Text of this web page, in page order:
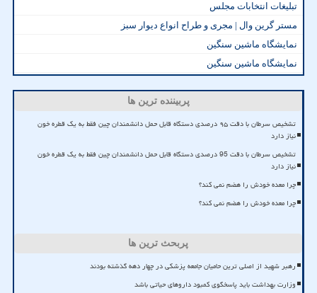
تبلیغات انتخابات مجلس
مستر گرین وال | مجری و طراح انواع دیوار سبز
نمایشگاه ماشین سنگین
نمایشگاه ماشین سنگین
پربیننده ترین ها
تشخیص سرطان با دقت ۹۵ درصدی دستگاه قابل حمل دانشمندان چین فقط به یک قطره خون
نیاز دارد
تشخیص سرطان با دقت 95 درصدی دستگاه قابل حمل دانشمندان چین فقط به یک قطره خون
نیاز دارد
چرا معده خودش را هضم نمی کند؟
چرا معده خودش را هضم نمی کند؟
پربحث ترین ها
رهبر شهید از اصلی ترین حامیان جامعه پزشکی در چهار دهه گذشته بودند
وزارت بهداشت باید پاسخگوی کمبود داروهای حیاتی باشد